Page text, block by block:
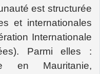
est structurée
et internationales
Internationale
Parmi elles :
en Mauritanie,